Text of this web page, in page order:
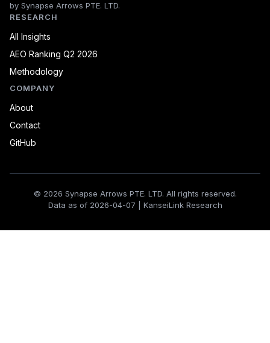
by Synapse Arrows PTE. LTD.
RESEARCH
All Insights
AEO Ranking Q2 2026
Methodology
COMPANY
About
Contact
GitHub
© 2026 Synapse Arrows PTE. LTD. All rights reserved.
Data as of 2026-04-07 | KanseiLink Research